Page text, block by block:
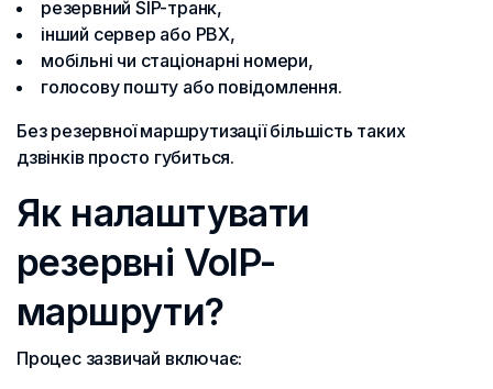
резервний SIP-транк,
інший сервер або PBX,
мобільні чи стаціонарні номери,
голосову пошту або повідомлення.
Без резервної маршрутизації більшість таких
дзвінків просто губиться.
Як налаштувати
резервні VoIP-
маршрути?
Процес зазвичай включає: